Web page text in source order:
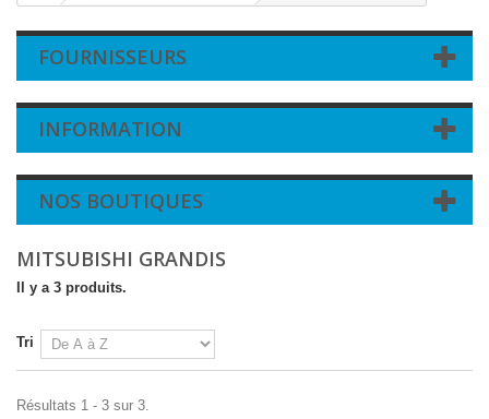
FOURNISSEURS
INFORMATION
NOS BOUTIQUES
MITSUBISHI GRANDIS
Il y a 3 produits.
Tri
Résultats 1 - 3 sur 3.